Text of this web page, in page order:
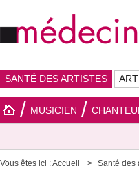
SANTÉ DES ARTISTES
MUSICIEN
Vous êtes ici :Accueil Santé des